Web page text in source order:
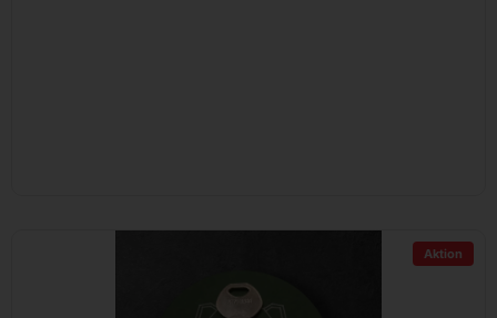
Aktion